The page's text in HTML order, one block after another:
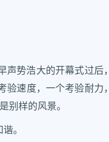
势浩大的开幕式过后，
速度，一个考验耐力，
别样的风景。
。